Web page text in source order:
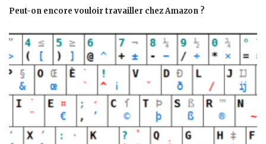
Peut-on encore vouloir travailler chez Amazon ?